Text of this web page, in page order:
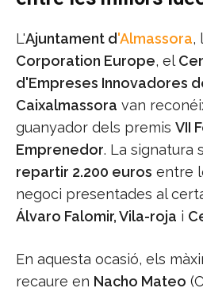
L'Ajuntament d'Almassora,
Corporation Europe, el
d'Empreses Innovadores
Caixalmassora van
guanyador dels premis VII
Emprenedor. La signatura
repartir 2.200 euros entre
negoci presentades al
Álvaro Falomir, Vila-roja i
En aquesta ocasió, els
recaure en Nacho Mateo